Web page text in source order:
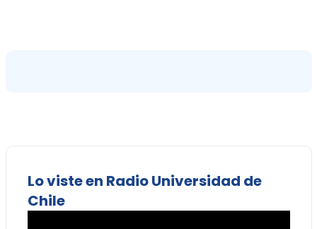
Lo viste en Radio Universidad de
Chile